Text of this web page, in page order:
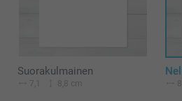
Suorakulmainen
7,1 8,8 cm 8